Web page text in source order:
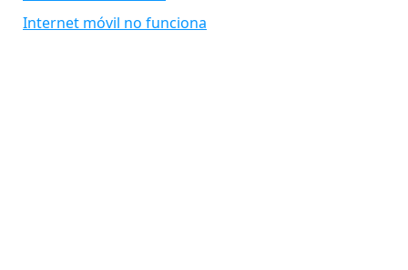
Internet móvil no funciona